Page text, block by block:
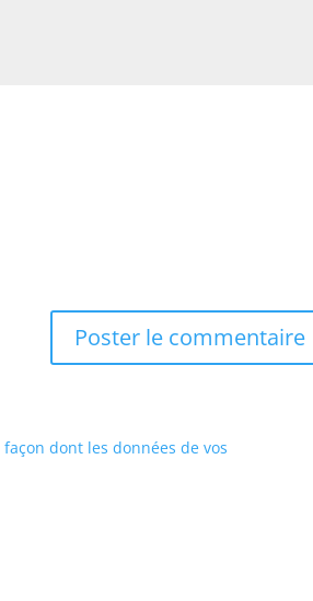
dont les données de vos